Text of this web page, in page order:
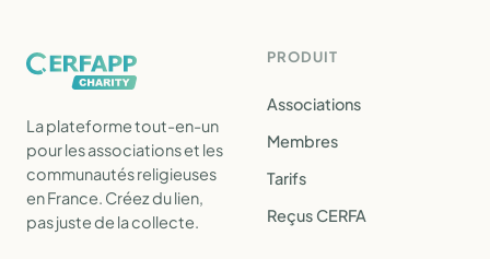
La plateforme tout-en-un
pour les associations et les
communautés religieuses
en France. Créez du lien,
pas juste de la collecte.
PRODUIT
Associations
Membres
Tarifs
Reçus CERFA